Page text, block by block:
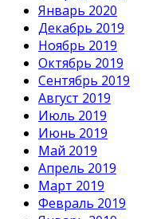
Январь 2020
Декабрь 2019
Ноябрь 2019
Октябрь 2019
Сентябрь 2019
Август 2019
Июль 2019
Июнь 2019
Май 2019
Апрель 2019
Март 2019
Февраль 2019